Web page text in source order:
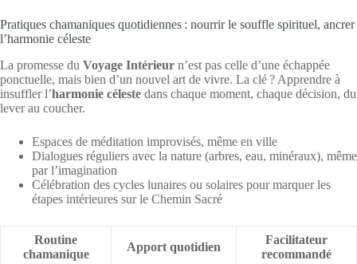
Pratiques chamaniques quotidiennes : nourrir le souffle spirituel, ancrer
l’harmonie céleste
La promesse du Voyage Intérieur n’est pas celle d’une échappée
ponctuelle, mais bien d’un nouvel art de vivre. La clé ? Apprendre à
insuffler l’harmonie céleste dans chaque moment, chaque décision, du
lever au coucher.
Espaces de méditation improvisés, même en ville
Dialogues réguliers avec la nature (arbres, eau, minéraux), même
par l’imagination
Célébration des cycles lunaires ou solaires pour marquer les
étapes intérieures sur le Chemin Sacré
Routine
chamanique
Apport quotidien
Facilitateur
recommandé